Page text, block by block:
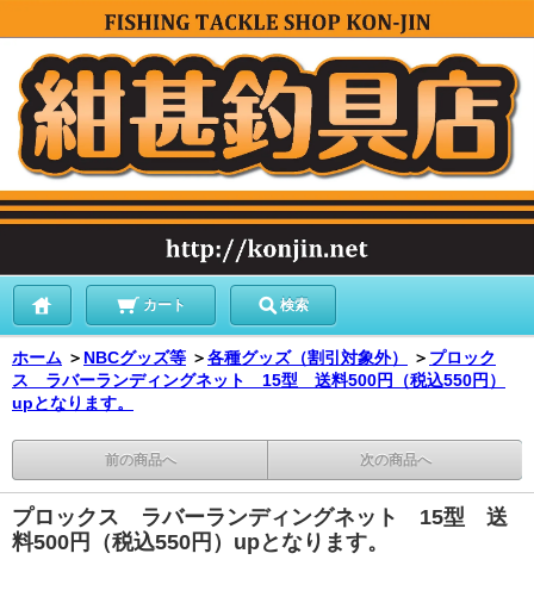
カート 検索
ホーム ＞ NBCグッズ等 ＞各種グッズ（割引対象外） ＞ プロック
ス ラバーランディングネット 15型 送料500円（税込550円）
upとなります。
前の商品へ 次の商品へ
プロックス ラバーランディングネット 15型 送
料500円（税込550円）upとなります。